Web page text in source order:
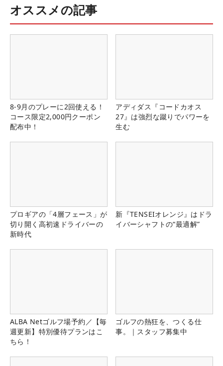
オススメの記事
8-9月のプレーに2回使える！
コース限定2,000円クーポン
配布中！
アディダス『コードカオス
27』は強烈な蹴りでパワーを
生む
プロギアの「4層フェース」が
切り開く高初速ドライバーの
新時代
新『TENSEIオレンジ』はドラ
イバーシャフトの“最適解”
ALBA Netゴルフ場予約／【毎
週更新】特別優待プランはこ
ちら！
ゴルフの熱狂を、つくる仕
事。｜スタッフ募集中